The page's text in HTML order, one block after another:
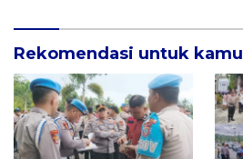
Rekomendasi untuk kamu